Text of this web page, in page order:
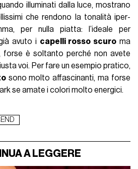
illuminati dalla luce, mostrano
che rendono la tonalità iper-
per nulla piatta: l’ideale per
avuto i capelli rosso scuro ma
forse è soltanto perché non avete
voi. Per fare un esempio pratico,
sono molto affascinanti, ma forse
se amate i colori molto energici.
A LEGGERE